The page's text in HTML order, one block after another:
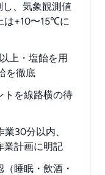
、気象観測値
は+10〜15℃に
上・塩飴を用
を徹底
トを線路横の待
30分以内、
業計画に明記
睡眠・飲酒・